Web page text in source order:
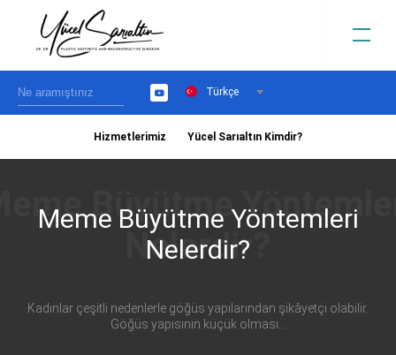
YouTubeTürkçe
Hizmetlerimiz Yücel Sarıaltın Kimdir?
Meme Büyütme Yöntemleri
Nelerdir?
Kadınlar çeşitli nedenlerle göğüs yapılarından şikâyetçi olabilir.
Göğüs yapısının küçük olması...